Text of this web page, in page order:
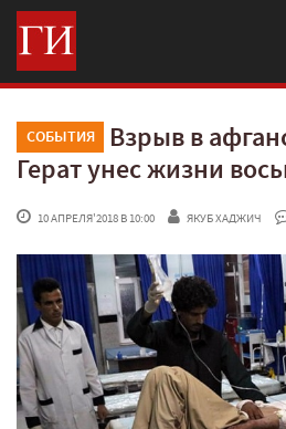
СОБЫТИЯ
Взрыв в
Герат унес жизни
10 АПРЕЛЯ'2018 В 10:00 ЯКУБ ХАДЖИЧ